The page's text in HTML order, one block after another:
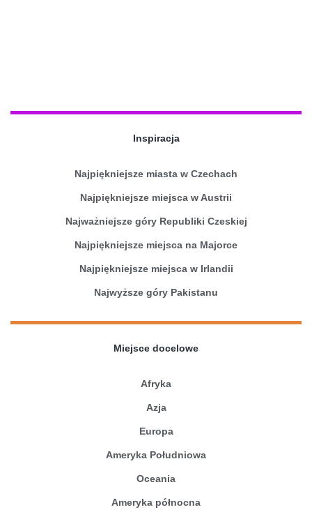
Inspiracja
Najpiękniejsze miasta w Czechach
Najpiękniejsze miejsca w Austrii
Najważniejsze góry Republiki Czeskiej
Najpiękniejsze miejsca na Majorce
Najpiękniejsze miejsca w Irlandii
Najwyższe góry Pakistanu
Miejsce docelowe
Afryka
Azja
Europa
Ameryka Południowa
Oceania
Ameryka północna